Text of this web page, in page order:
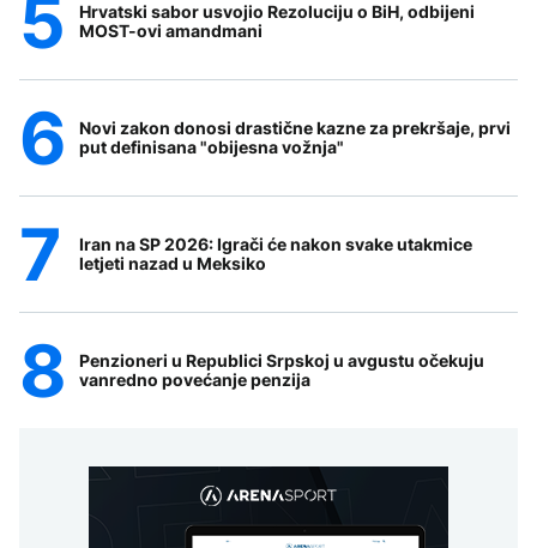
Hrvatski sabor usvojio Rezoluciju o BiH, odbijeni
MOST-ovi amandmani
Novi zakon donosi drastične kazne za prekršaje, prvi
put definisana "obijesna vožnja"
Iran na SP 2026: Igrači će nakon svake utakmice
letjeti nazad u Meksiko
Penzioneri u Republici Srpskoj u avgustu očekuju
vanredno povećanje penzija